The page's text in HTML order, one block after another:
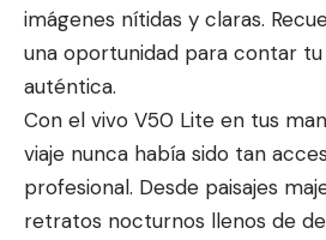
imágenes nítidas y claras.
una oportunidad para contar
auténtica.
Con el vivo V50 Lite en tus
viaje nunca había sido tan
profesional. Desde paisajes
retratos nocturnos llenos de